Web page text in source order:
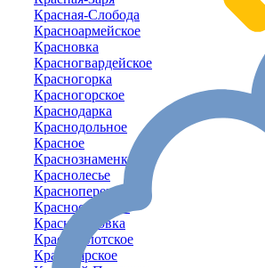
Красная-Слобода
Красноармейское
Красновка
Красногвардейское
Красногорка
Красногорское
Краснодарка
Краснодольное
Красное
Краснознаменка
Краснолесье
Красноперекопск
Красносельское
Красносёловка
Краснофлотское
Красноярское